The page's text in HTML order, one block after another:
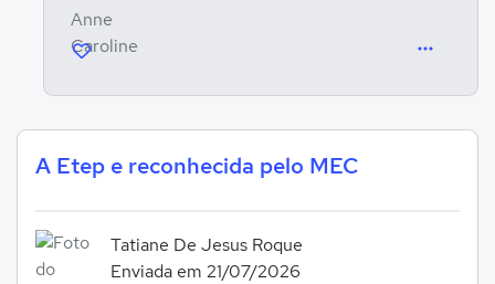
A Etep e reconhecida pelo MEC
Tatiane De Jesus Roque
Enviada em 21/07/2026